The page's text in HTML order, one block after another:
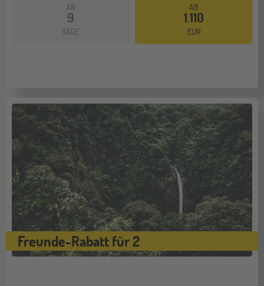
AB
9
TAGE
AB
1.110
EUR
Freunde-Rabatt für 2